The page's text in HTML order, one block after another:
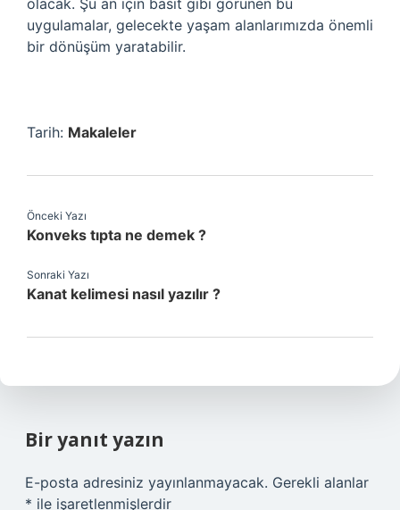
olacak. Şu an için basit gibi görünen bu
uygulamalar, gelecekte yaşam alanlarımızda önemli
bir dönüşüm yaratabilir.
Tarih: Makaleler
Önceki Yazı
Konveks tıpta ne demek ?
Sonraki Yazı
Kanat kelimesi nasıl yazılır ?
Bir yanıt yazın
E-posta adresiniz yayınlanmayacak. Gerekli alanlar
* ile işaretlenmişlerdir